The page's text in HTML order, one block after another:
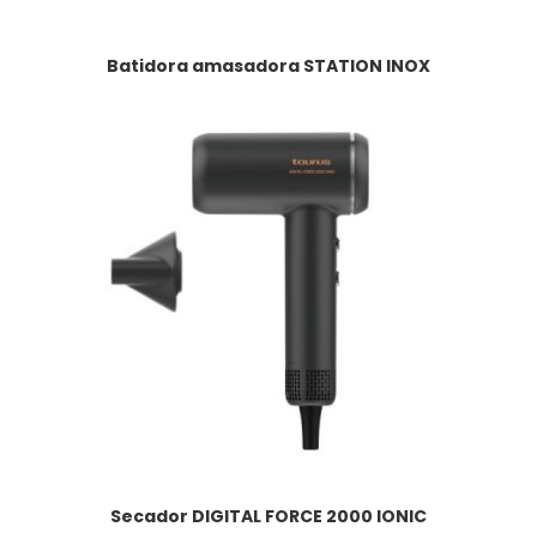
Batidora amasadora STATION INOX
Secador DIGITAL FORCE 2000 IONIC